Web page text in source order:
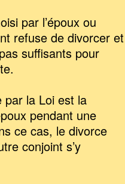
par l’époux ou
refuse de divorcer et
suffisants pour
par la Loi est la
pendant une
ce cas, le divorce
conjoint s’y